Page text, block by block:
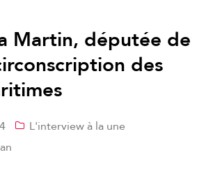
Martin, députée de
des
L'interview à la une